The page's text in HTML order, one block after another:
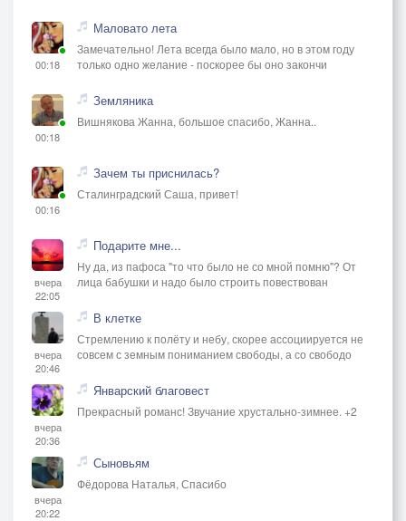
00:18
Маловато лета
Замечательно! Лета всегда было мало, но в этом году
только одно желание - поскорее бы оно закончи
00:18
Земляника
Вишнякова Жанна, большое спасибо, Жанна..
00:16
Зачем ты приснилась?
Сталинградский Саша, привет!
вчера
22:05
Подарите мне...
Ну да, из пафоса "то что было не со мной помню"? От
лица бабушки и надо было строить повествован
вчера
20:46
В клетке
Стремлению к полёту и небу, скорее ассоциируется не
совсем с земным пониманием свободы, а со свободо
вчера
20:36
Январский благовест
Прекрасный романс! Звучание хрустально-зимнее. +2
вчера
20:22
Сыновьям
Фёдорова Наталья, Спасибо